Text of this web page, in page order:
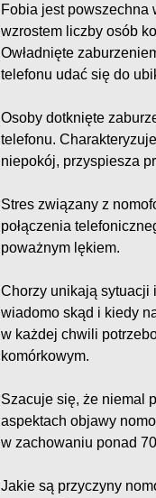
Fobia jest powszechna
wzrostem liczby osób
Owładnięte
telefonu udać się do
Osoby dotknięte
telefonu.
niepokój, przyspiesza
Stres związany z
połączenia
poważnym lękiem.
Chorzy unikają sytuacji
wiadomo skąd i kiedy
w każdej chwili
komórkowym.
Szacuje się, że niemal
aspektach objawy
w zachowaniu ponad
Jakie są przyczyny